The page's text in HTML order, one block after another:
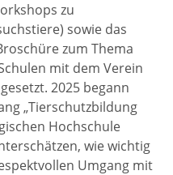
zu
sowie das
zum Thema
mit dem Verein
2025 begann
„Tierschutzbildung
Hochschule
wie wichtig
Umgang mit